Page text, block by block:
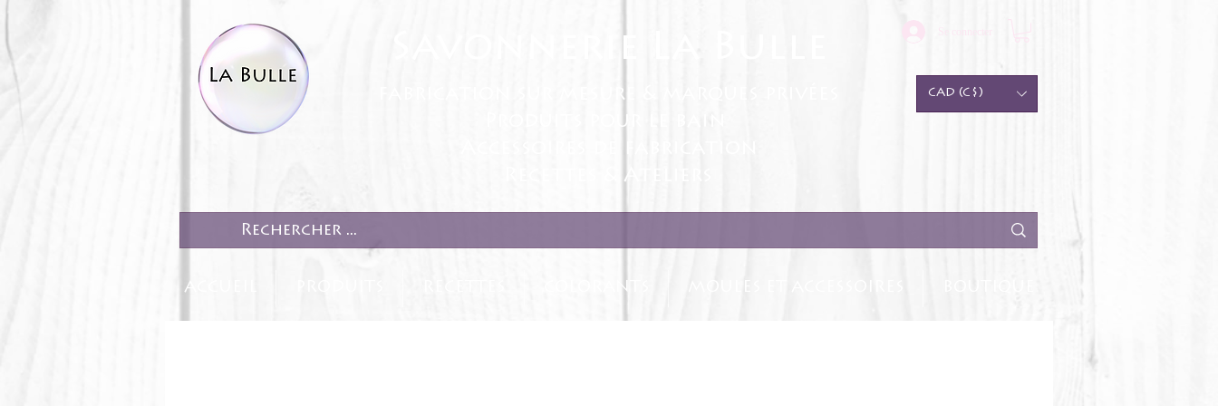
Savonnerie La Bulle
fabrication sur mesure & marques privées
Produits pour le bain
Recettes & Ateliers
CAD (C$)
ACCUEIL COLORANTS